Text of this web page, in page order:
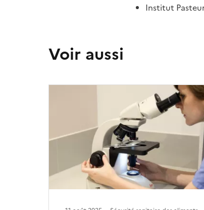
Institut
Voir aussi